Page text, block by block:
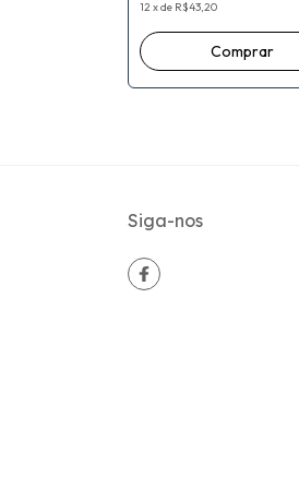
Meirelles
12 xde R$43,20
Siga-nos